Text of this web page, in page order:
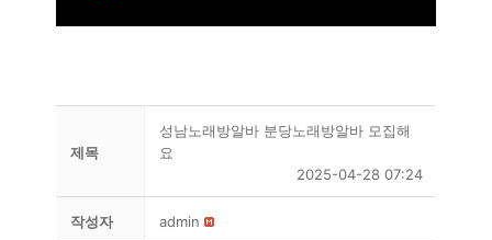
제목
성남노래방알바 분당노래방알바 모집해
요
2025-04-28 07:24
작성자 admin